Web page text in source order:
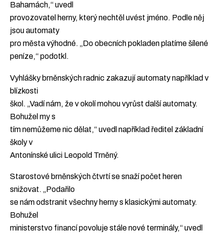
Bahamách,“ uvedl
provozovatel herny, který nechtěl uvést jméno. Podle něj
jsou automaty
pro města výhodné. „Do obecních pokladen platíme šílené
peníze,“ podotkl.
Vyhlášky brněnských radnic zakazují automaty například v
blízkosti
škol. „Vadí nám, že v okolí mohou vyrůst další automaty.
Bohužel my s
tím nemůžeme nic dělat,“ uvedl například ředitel základní
školy v
Antonínské ulici Leopold Trněný.
Starostové brněnských čtvrtí se snaží počet heren
snižovat. „Podařilo
se nám odstranit všechny herny s klasickými automaty.
Bohužel
ministerstvo financí povoluje stále nové terminály,“ uvedl